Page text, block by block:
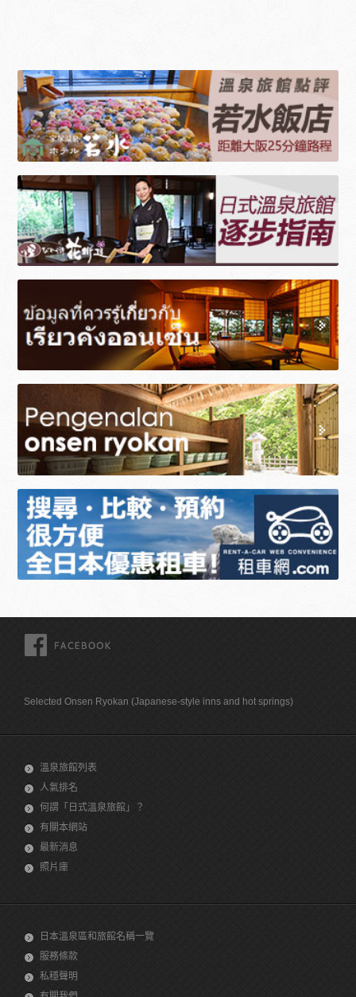
Selected Onsen Ryokan (Japanese-style inns and hot springs)
溫泉旅館列表
人氣排名
何謂「日式溫泉旅館」？
有關本網站
最新消息
照片庫
日本溫泉區和旅館名稱一覽
服務條款
私穩聲明